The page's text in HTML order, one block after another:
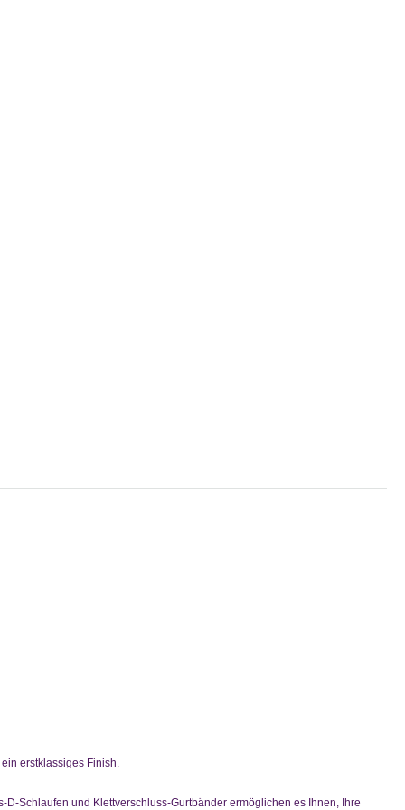
erstklassiges Finish.
Schlaufen und Klettverschluss-Gurtbänder ermöglichen es Ihnen, Ihre